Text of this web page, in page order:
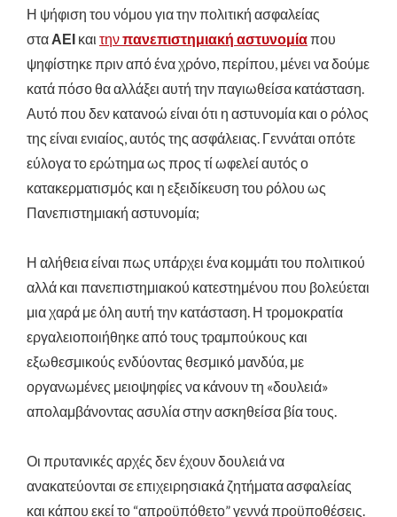
Η ψήφιση του νόμου για την πολιτική ασφαλείας
στα ΑΕΙ και τηνπανεπιστημιακή αστυνομίαπου
ψηφίστηκε πριν από ένα χρόνο, περίπου, μένει να δούμε
κατά πόσο θα αλλάξει αυτή την παγιωθείσα κατάσταση.
Αυτό που δεν κατανοώ είναι ότι η αστυνομία και ο ρόλος
της είναι ενιαίος, αυτός της ασφάλειας. Γεννάται οπότε
εύλογα το ερώτημα ως προς τί ωφελεί αυτός ο
κατακερματισμός και η εξειδίκευση του ρόλου ως
Πανεπιστημιακή αστυνομία;
Η αλήθεια είναι πως υπάρχει ένα κομμάτι του πολιτικού
αλλά και πανεπιστημιακού κατεστημένου που βολεύεται
μια χαρά με όλη αυτή την κατάσταση. Η τρομοκρατία
εργαλειοποιήθηκε από τους τραμπούκους και
εξωθεσμικούς ενδύοντας θεσμικό μανδύα, με
οργανωμένες μειοψηφίες να κάνουν τη «δουλειά»
απολαμβάνοντας ασυλία στην ασκηθείσα βία τους.
Οι πρυτανικές αρχές δεν έχουν δουλειά να
ανακατεύονται σε επιχειρησιακά ζητήματα ασφαλείας
και κάπου εκεί το “απροϋπόθετο” γεννά προϋποθέσεις.